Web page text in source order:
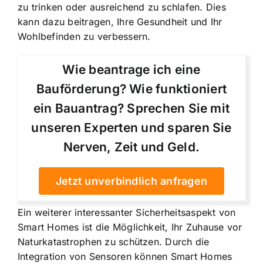
zu trinken oder ausreichend zu schlafen. Dies
kann dazu beitragen, Ihre Gesundheit und Ihr
Wohlbefinden zu verbessern.
Wie beantrage ich eine
Bauförderung? Wie funktioniert
ein Bauantrag? Sprechen Sie mit
unseren Experten und sparen Sie
Nerven, Zeit und Geld.
Jetzt unverbindlich anfragen
Ein weiterer interessanter Sicherheitsaspekt von
Smart Homes ist die Möglichkeit, Ihr Zuhause vor
Naturkatastrophen zu schützen. Durch die
Integration von Sensoren können Smart Homes